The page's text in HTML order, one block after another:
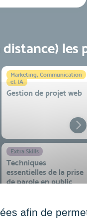
les
Marketing, Communication
et IA
Gestion de projet web
Extra Skills
Techniques
essentielles de la prise
de parole en public
afin de